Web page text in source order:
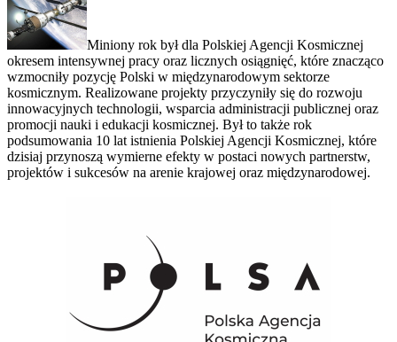
Miniony rok był dla Polskiej Agencji Kosmicznej
okresem intensywnej pracy oraz licznych osiągnięć, które znacząco
wzmocniły pozycję Polski w międzynarodowym sektorze
kosmicznym. Realizowane projekty przyczyniły się do rozwoju
innowacyjnych technologii, wsparcia administracji publicznej oraz
promocji nauki i edukacji kosmicznej. Był to także rok
podsumowania 10 lat istnienia Polskiej Agencji Kosmicznej, które
dzisiaj przynoszą wymierne efekty w postaci nowych partnerstw,
projektów i sukcesów na arenie krajowej oraz międzynarodowej.